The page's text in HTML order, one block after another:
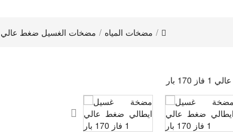
مضخات المياه
مضخات الغسيل ضغط عالي